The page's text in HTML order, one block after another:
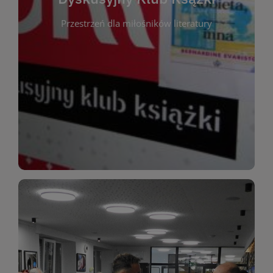
Przestrzeń dla miłośników literatury
Dyskusyjny Klub Ksążki
Dyskusyjny Klub Książki to przestrzeń dla
miłośników literatury, którzy lubią dzielić się
opiniami i emocjami po lekturze. Spotykamy się
regularnie, by rozmawiać o wybranych tytułach z
różnych gatunków literackich. Każde spotkanie to
okazja do inspirującej dyskusji, wymiany
miłośników estetycznych doznań!
WIĘCEJ